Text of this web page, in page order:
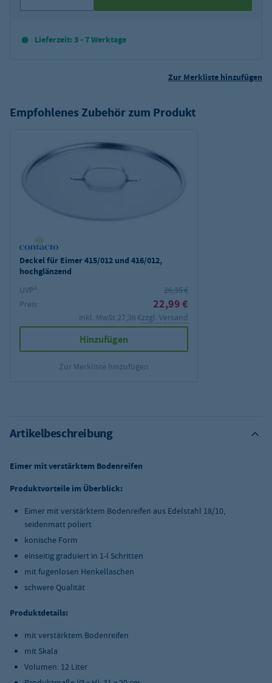
Lieferzeit: 3 - 7 Werktage
Zur Merkliste hinzufügen
Empfohlenes Zubehör zum Produkt
Deckel für Eimer 415/012 und 416/012,
hochglänzend
UVP²:
26,35 €
Preis:
22,99 €
inkl. MwSt.27,36 €zzgl. Versand
Hinzufügen
Zur Merkliste hinzufügen
Artikelbeschreibung
Eimer mit verstärktem Bodenreifen
Produktvorteile im Überblick:
Eimer mit verstärktem Bodenreifen aus Edelstahl 18/10,
seidenmatt poliert
konische Form
einseitig graduiert in 1-l Schritten
mit fugenlosen Henkellaschen
schwere Qualität
Produktdetails:
mit verstärktem Bodenreifen
mit Skala
Volumen: 12 Liter